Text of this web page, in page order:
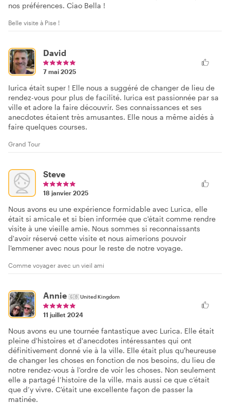
nos préférences. Ciao Bella !
Belle visite à Pise !
David
7 mai 2025
Iurica était super ! Elle nous a suggéré de changer de lieu de
rendez-vous pour plus de facilité. Iurica est passionnée par sa
ville et adore la faire découvrir. Ses connaissances et ses
anecdotes étaient très amusantes. Elle nous a même aidés à
faire quelques courses.
Grand Tour
Steve
18 janvier 2025
Nous avons eu une expérience formidable avec Lurica, elle
était si amicale et si bien informée que c'était comme rendre
visite à une vieille amie. Nous sommes si reconnaissants
d'avoir réservé cette visite et nous aimerions pouvoir
l'emmener avec nous pour le reste de notre voyage.
Comme voyager avec un vieil ami
Annie 🇬🇧United Kingdom
11 juillet 2024
Nous avons eu une tournée fantastique avec Lurica. Elle était
pleine d'histoires et d'anecdotes intéressantes qui ont
définitivement donné vie à la ville. Elle était plus qu'heureuse
de changer les choses en fonction de nos besoins, du lieu de
notre rendez-vous à l'ordre de voir les choses. Non seulement
elle a partagé l’histoire de la ville, mais aussi ce que c’était
que d’y vivre. C'était une excellente façon de passer la
matinée.